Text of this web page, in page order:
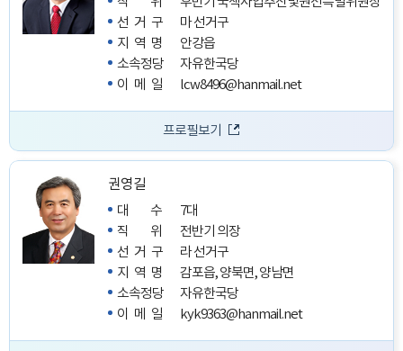
선거구
마 선거구
지역명
안강읍
소속정당
자유한국당
이메일
lcw8496@hanmail.net
프로필보기
권영길
대수7대
직위전반기 의장
선거구
라 선거구
지역명
감포읍, 양북면, 양남면
소속정당
자유한국당
이메일
kyk9363@hanmail.net